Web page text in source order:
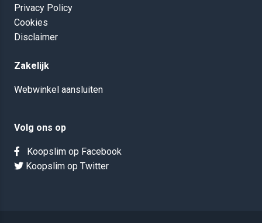
Privacy Policy
Cookies
Disclaimer
Zakelijk
Webwinkel aansluiten
Volg ons op
Koopslim op Facebook
Koopslim op Twitter